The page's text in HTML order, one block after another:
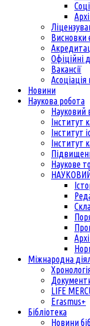
Висновки
Офіційні
Вакансії
Асоціація
Новини
Наукова робота
Науковий
Інститут
Інститут
Інститут
Наукове
Міжнародна
LIFE
Erasmus+
Бібліотека
Новини